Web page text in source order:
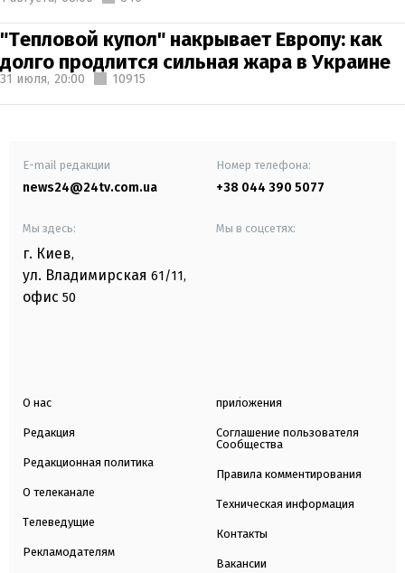
"Тепловой купол" накрывает Европу: как
долго продлится сильная жара в Украине
31 июля, 20:00 10915
E-mail редакции
news24@24tv.com.ua
Номер телефона:
+38 044 390 5077
Мы здесь:
г. Киев,
ул. Владимирская 61/11,
офис 50
Мы в соцсетях:
О нас
Редакция
Редакционная политика
О телеканале
Телеведущие
Рекламодателям
приложения
Соглашение пользователя
Сообщества
Правила комментирования
Техническая информация
Контакты
Вакансии